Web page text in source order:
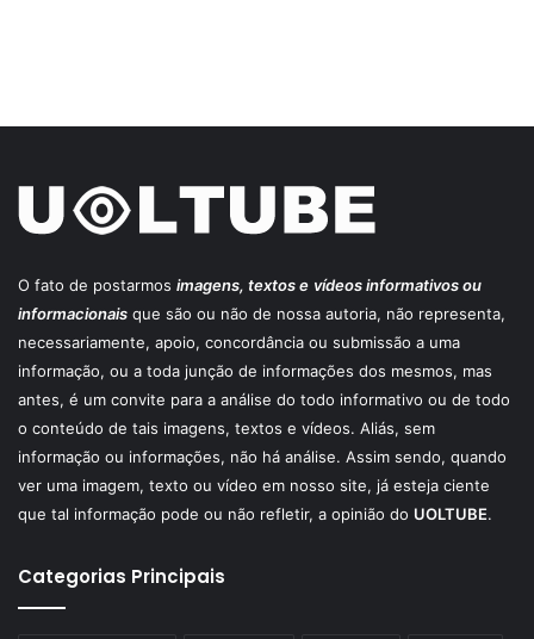
O fato de postarmos imagens, textos e vídeos informativos ou
informacionais que são ou não de nossa autoria, não representa,
necessariamente, apoio, concordância ou submissão a uma
informação, ou a toda junção de informações dos mesmos, mas
antes, é um convite para a análise do todo informativo ou de todo
o conteúdo de tais imagens, textos e vídeos. Aliás, sem
informação ou informações, não há análise. Assim sendo, quando
ver uma imagem, texto ou vídeo em nosso site, já esteja ciente
que tal informação pode ou não refletir, a opinião do UOLTUBE.
Categorias Principais